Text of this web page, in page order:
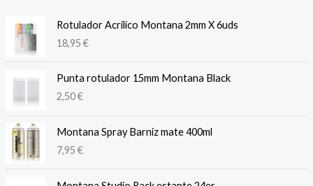
Rotulador Acrílico Montana 2mm X 6uds
18,95€
Punta rotulador 15mm Montana Black
2,50€
Montana Spray Barniz mate 400ml
7,95€